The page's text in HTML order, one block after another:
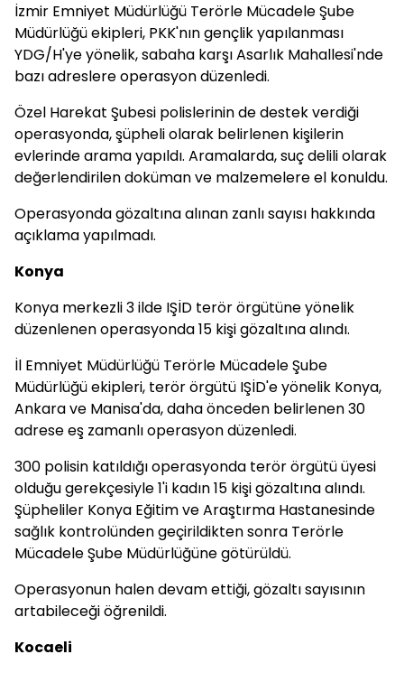
İzmir Emniyet Müdürlüğü Terörle Mücadele Şube
Müdürlüğü ekipleri, PKK'nın gençlik yapılanması
YDG/H'ye yönelik, sabaha karşı Asarlık Mahallesi'nde
bazı adreslere operasyon düzenledi.
Özel Harekat Şubesi polislerinin de destek verdiği
operasyonda, şüpheli olarak belirlenen kişilerin
evlerinde arama yapıldı. Aramalarda, suç delili olarak
değerlendirilen doküman ve malzemelere el konuldu.
Operasyonda gözaltına alınan zanlı sayısı hakkında
açıklama yapılmadı.
Konya
Konya merkezli 3 ilde IŞİD terör örgütüne yönelik
düzenlenen operasyonda 15 kişi gözaltına alındı.
İl Emniyet Müdürlüğü Terörle Mücadele Şube
Müdürlüğü ekipleri, terör örgütü IŞİD'e yönelik Konya,
Ankara ve Manisa'da, daha önceden belirlenen 30
adrese eş zamanlı operasyon düzenledi.
300 polisin katıldığı operasyonda terör örgütü üyesi
olduğu gerekçesiyle 1'i kadın 15 kişi gözaltına alındı.
Şüpheliler Konya Eğitim ve Araştırma Hastanesinde
sağlık kontrolünden geçirildikten sonra Terörle
Mücadele Şube Müdürlüğüne götürüldü.
Operasyonun halen devam ettiği, gözaltı sayısının
artabileceği öğrenildi.
Kocaeli